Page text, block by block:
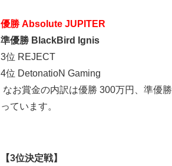
優勝 Absolute JUPITER
準優勝 BlackBird Ignis
3位 REJECT
4位 DetonatioN Gaming
なお賞金の内訳は優勝 300万円、準優勝
っています。
【3位決定戦】